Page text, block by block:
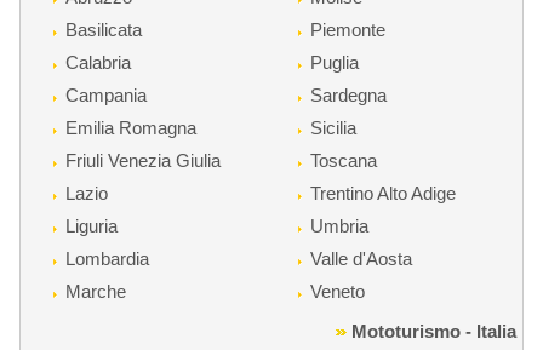
Basilicata
Calabria
Campania
Emilia Romagna
Friuli Venezia Giulia
Lazio
Liguria
Lombardia
Marche
Piemonte
Puglia
Sardegna
Sicilia
Toscana
Trentino Alto Adige
Umbria
Valle d'Aosta
Veneto
Mototurismo - Italia